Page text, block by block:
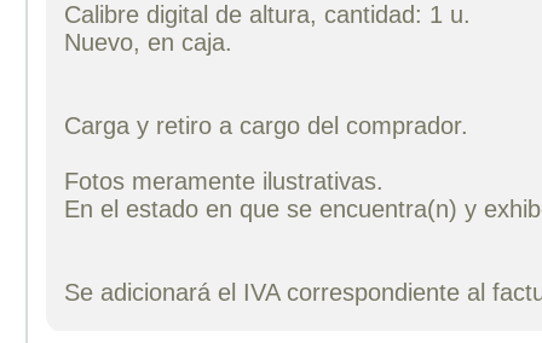
Calibre digital de altura, cantidad: 1 u.
Nuevo, en caja.
Carga y retiro a cargo del comprador.
Fotos meramente ilustrativas.
En el estado en que se encuentra(n) y
Se adicionará el IVA correspondiente al